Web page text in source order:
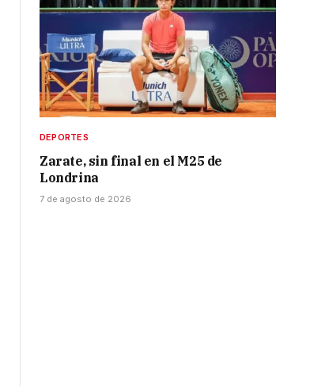
DEPORTES
Zarate, sin final en el M25 de
Londrina
7 de agosto de 2026